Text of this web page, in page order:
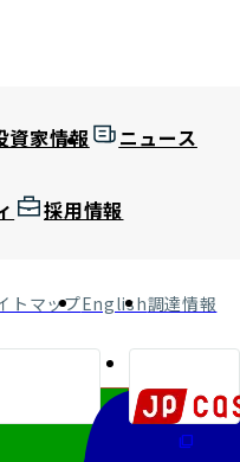
資家情報 ニュース
採用情報
トマップEnglish調達情報